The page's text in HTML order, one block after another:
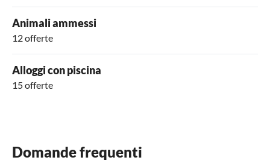
Animali ammessi
12 offerte
Alloggi con piscina
15 offerte
Domande frequenti